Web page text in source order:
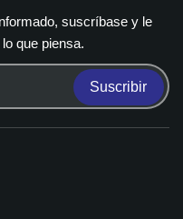
suscríbase y le
que piensa.
Suscribir